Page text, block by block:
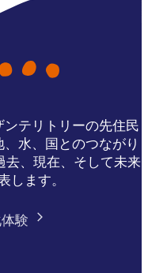
テリトリーの先住民
水、国とのつながり
去、現在、そして未来
します。
験